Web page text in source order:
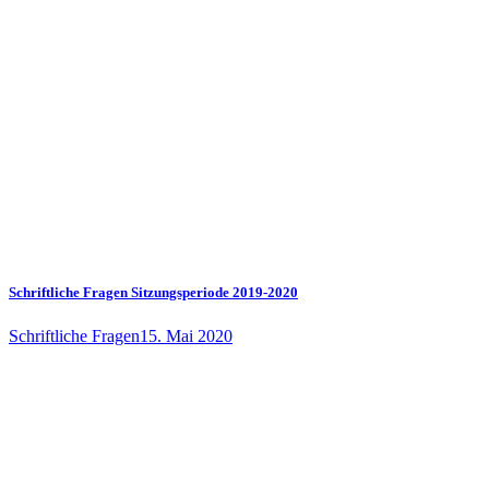
Schriftliche Fragen Sitzungsperiode 2019-2020
Schriftliche Fragen15. Mai 2020